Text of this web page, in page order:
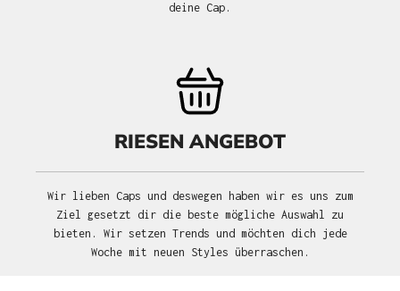
deine Cap.
RIESEN ANGEBOT
Wir lieben Caps und deswegen haben wir es uns zum
Ziel gesetzt dir die beste mögliche Auswahl zu
bieten. Wir setzen Trends und möchten dich jede
Woche mit neuen Styles überraschen.